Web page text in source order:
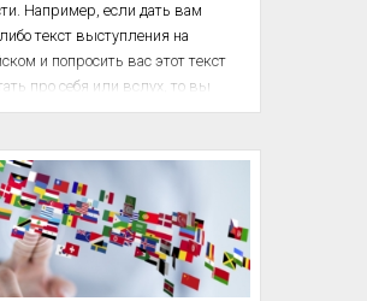
Например, если дать вам
текст выступления на
и попросить вас этот текст
про себя или вслух, то вы
его на своей, естественной для
вас этот же текст
письменно, то переводить его
будете на своей скорости. Но
запись этого же
то переводить его
вы будете не на своей